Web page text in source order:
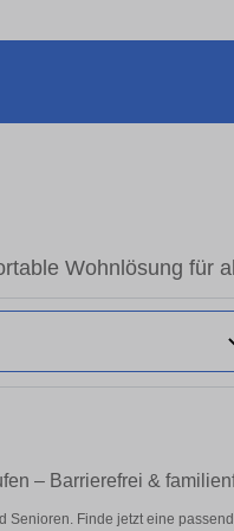
Wohnlösung für
– Barrierefrei &
Finde jetzt eine